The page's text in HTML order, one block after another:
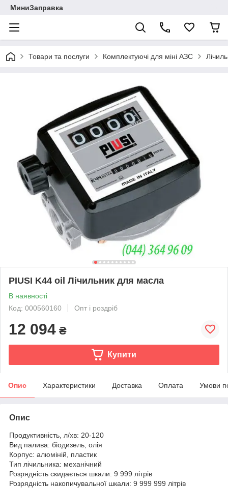
МиниЗаправка
Товари та послуги Комплектуючі для міні АЗС
PIUSI K44 oil Лічильник для масла
В наявності
Код: 000560160
Опт і роздріб
12 094 ₴
Купити
Опис Характеристики Доставка Оплата Умови
Опис
Продуктивність, л/хв: 20-120
Вид палива: біодизель, олія
Корпус: алюміній, пластик
Тип лічильника: механічний
Розрядність скидається шкали: 9 999 літрів
Розрядність накопичувальної шкали: 9 999 999 літрів